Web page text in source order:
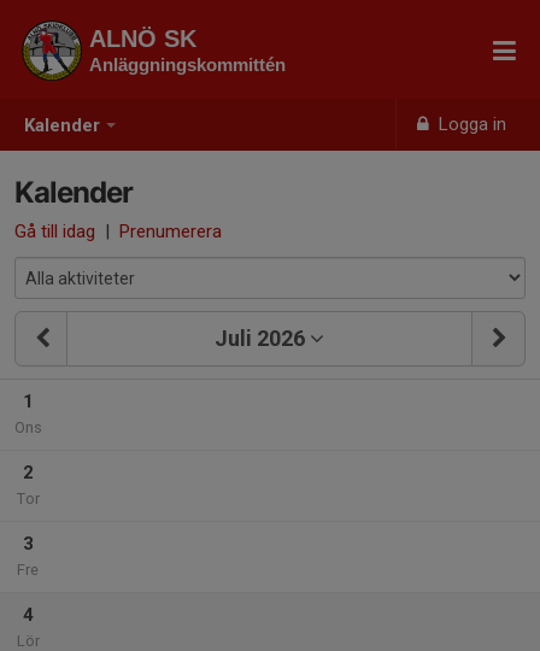
Kalender Logga in
ALNÖ SK
Anläggningskommittén
Kalender
Gå till idag | Prenumerera
Juli 2026
1
Ons
2
Tor
3
Fre
4
Lör